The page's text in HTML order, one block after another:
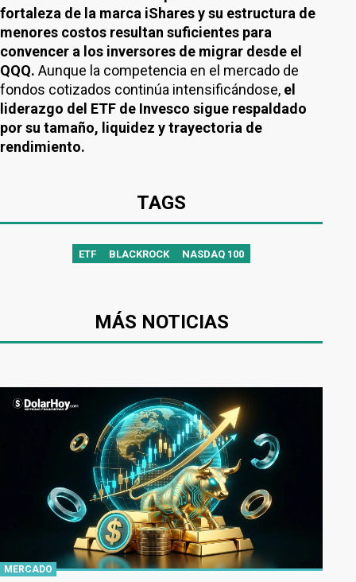
fortaleza de la marca iShares y su estructura de
menores costos resultan suficientes para
convencer a los inversores de migrar desde el
QQQ. Aunque la competencia en el mercado de
fondos cotizados continúa intensificándose, el
liderazgo del ETF de Invesco sigue respaldado
por su tamaño, liquidez y trayectoria de
rendimiento.
TAGS
ETF BLACKROCK NASDAQ 100
MÁS NOTICIAS
MERCADO